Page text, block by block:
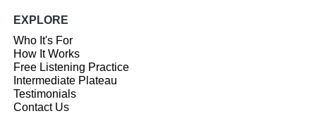
EXPLORE
Who It's For
How It Works
Free Listening Practice
Intermediate Plateau
Testimonials
Contact Us